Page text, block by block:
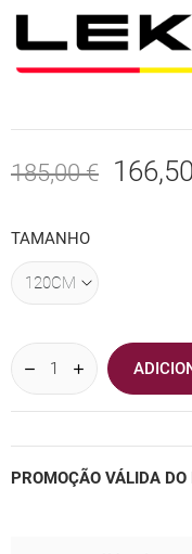
185,00 €
TAMANHO
PROMOÇÃO VÁLIDA